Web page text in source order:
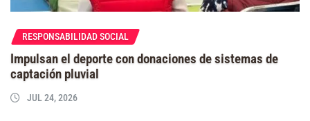
RESPONSABILIDAD SOCIAL
Impulsan el deporte con donaciones de sistemas de
captación pluvial
JUL 24, 2026